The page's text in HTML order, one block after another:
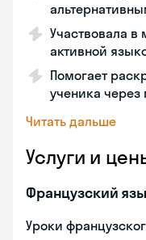
Участвовала
активной
Помогает
ученика
Читать дальше
Услуги и
Французский
Уроки